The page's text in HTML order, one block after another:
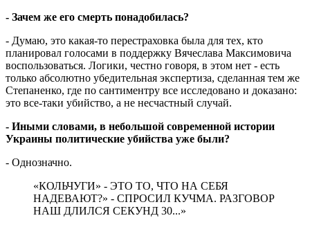
- Зачем же его смерть понадобилась?
- Думаю, это какая-то перестраховка была для тех, кто
планировал голосами в поддержку Вячеслава Максимовича
воспользоваться. Логики, честно говоря, в этом нет - есть
только абсолютно убедительная экспертиза, сделанная тем же
Степаненко, где по сантиментру все исследовано и доказано:
это все-таки убийство, а не несчастный случай.
- Иными словами, в небольшой со­вре­менной истории
Украины политичес­кие убийства уже были?
- Однозначно.
«КОЛЬЧУГИ» - ЭТО ТО, ЧТО НА СЕБЯ
НАДЕВАЮТ?» - СПРОСИЛ КУЧМА. РАЗГОВОР
НАШ ДЛИЛСЯ СЕКУНД 30...»